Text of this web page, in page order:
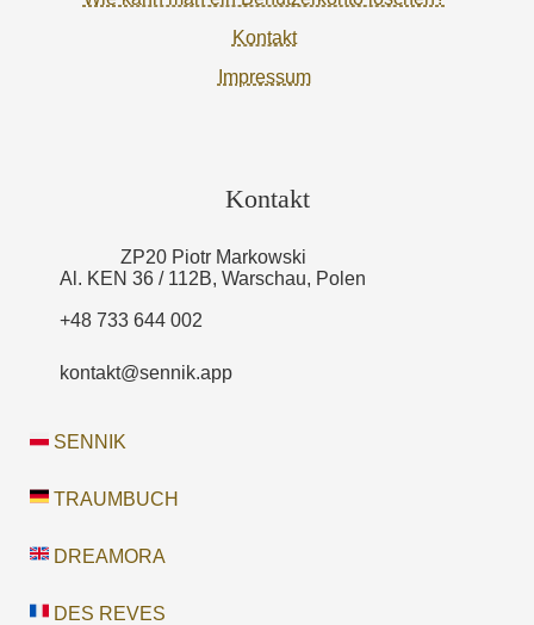
Kontakt
Impressum
Kontakt
ZP20 Piotr Markowski
Al. KEN 36 / 112B, Warschau, Polen
+48 733 644 002
kontakt@sennik.app
SENNIK
TRAUMBUCH
DREAMORA
DES REVES